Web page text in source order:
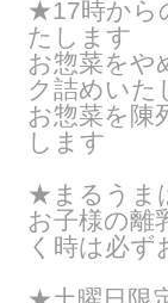
★17時から
たします
お惣菜をや
ク詰めいた
お惣菜を陳
します
★まるうま
お子様の離
く時は必ず